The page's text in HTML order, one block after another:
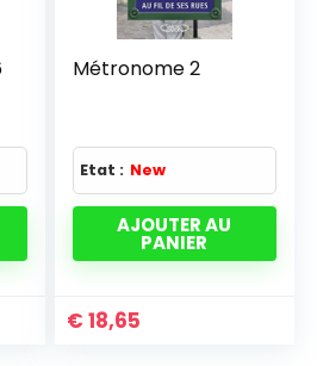
Métronome 2
Etat : New
AJOUTER AU
PANIER
€ 18,65